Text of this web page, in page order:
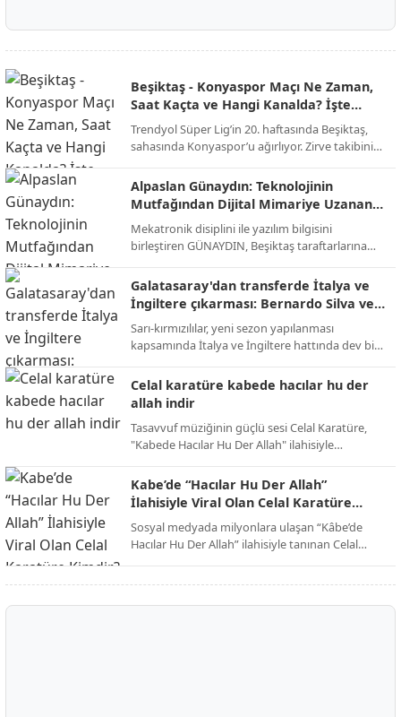
Beşiktaş - Konyaspor Maçı Ne Zaman,
Saat Kaçta ve Hangi Kanalda? İşte
Muhtemel 11'ler!
Trendyol Süper Lig’in 20. haftasında Beşiktaş,
sahasında Konyaspor’u ağırlıyor. Zirve takibini
sıralardan uzaklaşmayı hedefleyen yeşil-
beyazlıların randevusu öncesi tüm detaylar belli
oldu.
Alpaslan Günaydın: Teknolojinin
Mutfağından Dijital Mimariye Uzanan
Bir Başarı Hikayesi
Mekatronik disiplini ile yazılım bilgisini
birleştiren GÜNAYDIN, Beşiktaş taraftarlarına
platformunu baştan sona kendi emeğiyle
kodlayarak hayata geçirdi. Tasarımından
altyapısına kadar tüm teknik süreci üstlenen
Alpaslan Günaydın, dijital medya ve yazılım
alanında üretmeye devam ediyor.
Galatasaray'dan transferde İtalya ve
İngiltere çıkarması: Bernardo Silva ve
Bensebaini bombası!
Sarı-kırmızılılar, yeni sezon yapılanması
kapsamında İtalya ve İngiltere hattında dev bir
yürüttüğü görüşmelerde dünya yıldızları
masada.
Celal karatüre kabede hacılar hu der
allah indir
Tasavvuf müziğinin güçlü sesi Celal Karatüre,
"Kabede Hacılar Hu Der Allah" ilahisiyle
atmosferine davet ederken, eser dijital
platformlarda paylaşım rekorları kırmaya devam
ediyor.
Kabe’de “Hacılar Hu Der Allah”
İlahisiyle Viral Olan Celal Karatüre
Kimdir?
Sosyal medyada milyonlara ulaşan “Kâbe’de
Hacılar Hu Der Allah” ilahisiyle tanınan Celal